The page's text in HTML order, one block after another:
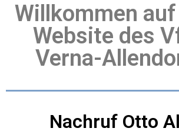
Aktuelles
Abteilungen
Vorstand
Willkommen
Website des
Verna-
Nachruf Otto